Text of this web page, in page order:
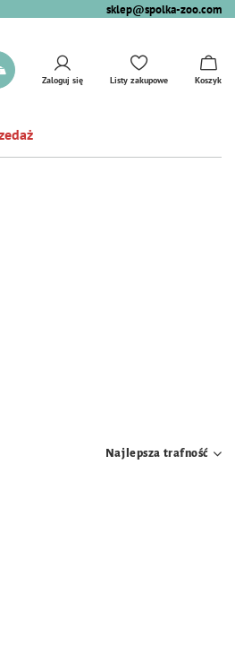
sklep@spolka-zoo.com
Zaloguj się Listy zakupowe Koszyk
Najlepsza trafność